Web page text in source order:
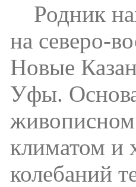
Родник
на северо-
Новые
Уфы.
живописном
климатом и
колебаний